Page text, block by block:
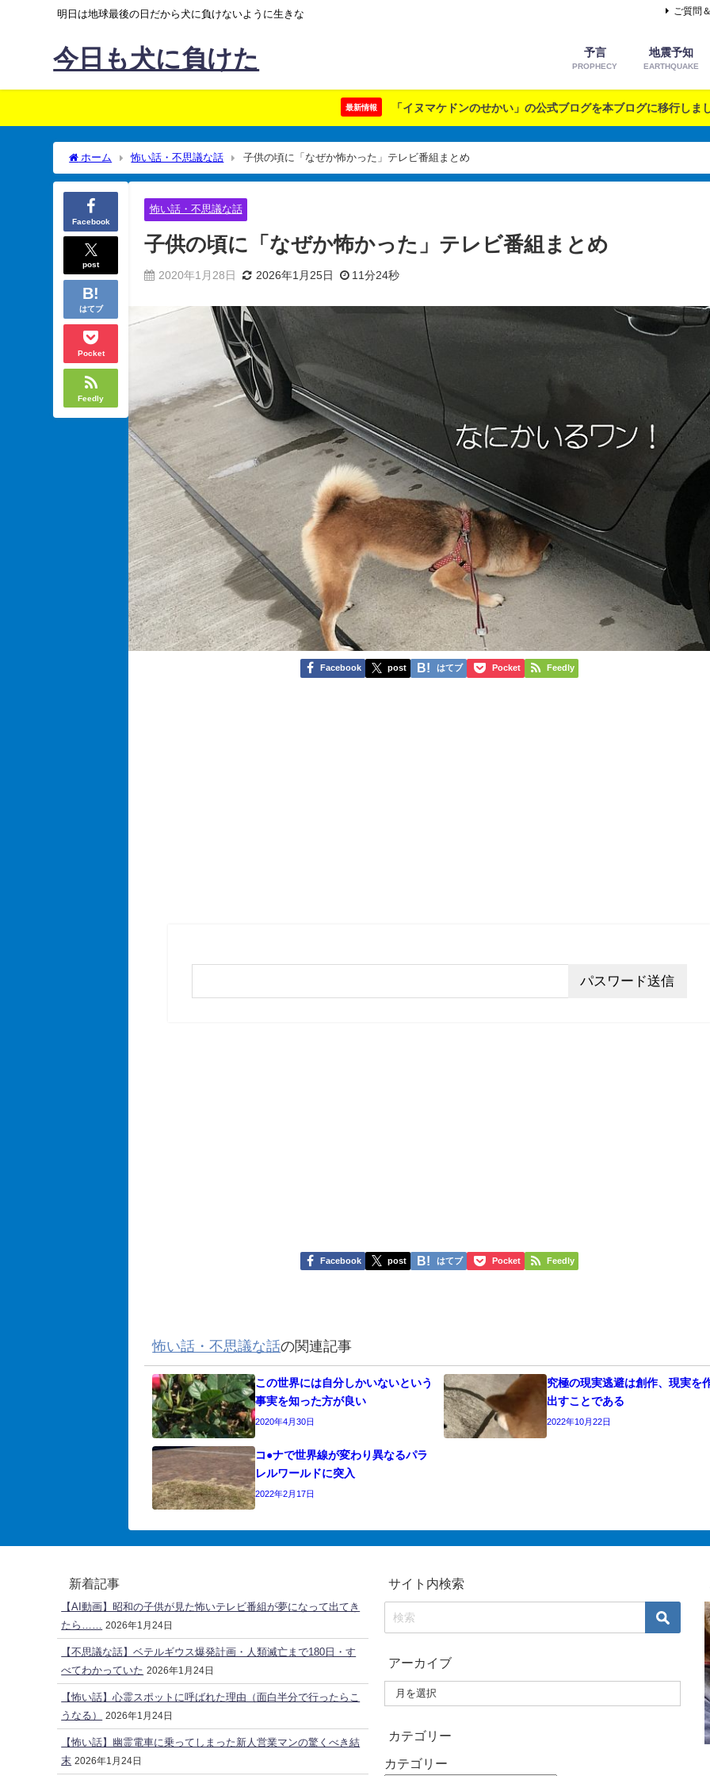
明日は地球最後の日だから犬に負けないように生きな ご質問
今日も犬に負けた 予言
PROPHECY
地震予知
EARTHQUAKE
最新情報 「イヌマケドンのせかい」の公式ブログを本ブログに移行しま
ホーム 怖い話・不思議な話 子供の頃に「なぜか怖かった」テレビ番組まとめ
Facebook
post
はてブ
Pocket
Feedly
怖い話・不思議な話
子供の頃に「なぜか怖かった」テレビ番組まとめ
2020年1月28日 2026年1月25日 11分24秒
Facebook post はてブ Pocket Feedly
Facebook post はてブ Pocket Feedly
怖い話・不思議な話の関連記事
この世界には自分しかいないという
事実を知った方が良い
2020年4月30日
究極の現実逃避は創作、現実を
出すことである
2022年10月22日
コ●ナで世界線が変わり異なるパラ
レルワールドに突入
2022年2月17日
新着記事
【AI動画】昭和の子供が見た怖いテレビ番組が夢になって出てき
たら……
2026年1月24日
【不思議な話】ベテルギウス爆発計画・人類滅亡まで180日・す
べてわかっていた 2026年1月24日
【怖い話】心霊スポットに呼ばれた理由（面白半分で行ったらこ
うなる）
2026年1月24日
【怖い話】幽霊電車に乗ってしまった新人営業マンの驚くべき結
末 2026年1月24日
サイト内検索
アーカイブ
カテゴリー
カテゴリー